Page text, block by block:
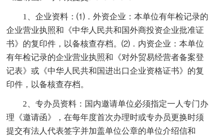
1、企业资料：⑴．外资企业：本单位有年检记录的
企业营业执照和《中华人民共和国外商投资企业批准证
书》的复印件，以备核查存档。⑵．内资企业：本单位
有年检记录的企业营业执照和《对外贸易经营者备案登
记表》或《中华人民共和国进出口企业资格证书》的复
印件，以备核查存档。
2、专办员资料：国内邀请单位必须指定一人专门办
理《邀请函》，在每年度首次办理时或专办员更换时须
提交有法人代表签字并加盖单位公章的单位介绍信和